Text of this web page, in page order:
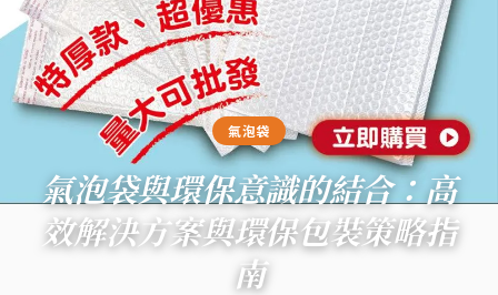
氣泡袋
氣泡袋與環保意識的結合：高
效解決方案與環保包裝策略指
南